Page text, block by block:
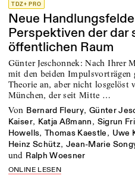
TDZ+ PRO
Neue
Perspektiven der dar
öffentlichen Raum
Günter Jeschonnek: Nach Ihrer
mit den beiden Impulsvorträgen
Theorie an, aber nicht losgelöst
München, der seit Mitte …
von Bernard Fleury, Günter
Kaiser, Katja Aßmann, Sigrun
Howells, Thomas Kaestle, Uwe
Heinz Schütz, Jean-Marie
und Ralph Woesner
ONLINE LESEN